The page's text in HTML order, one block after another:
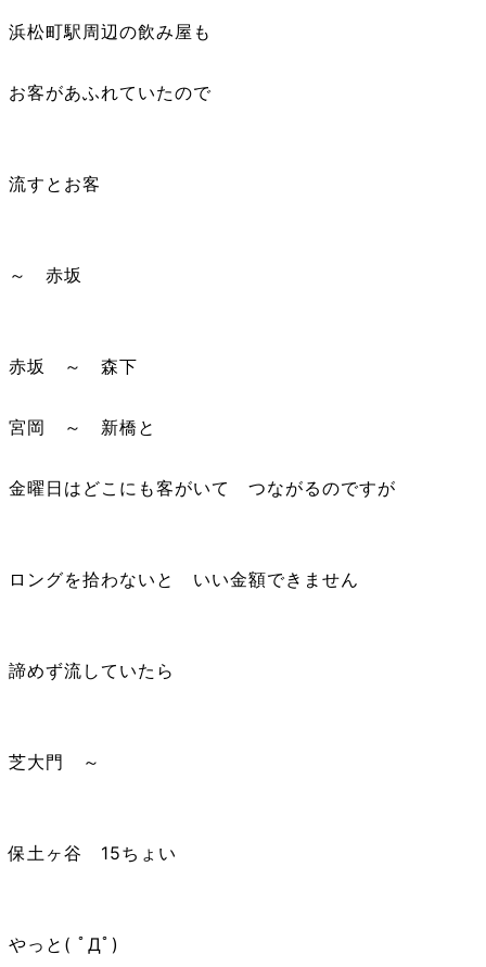
浜松町駅周辺の飲み屋も
お客があふれていたので
流すとお客
～ 赤坂
赤坂 ～ 森下
宮岡 ～ 新橋と
金曜日はどこにも客がいて つながるのですが
ロングを拾わないと いい金額できません
諦めず流していたら
芝大門 ～
保土ヶ谷 15ちょい
やっと( ﾟДﾟ)